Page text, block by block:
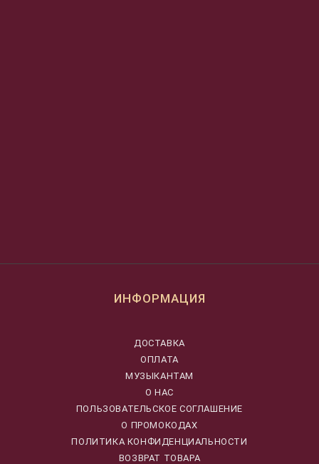
ИНФОРМАЦИЯ
ДОСТАВКА
ОПЛАТА
МУЗЫКАНТАМ
О НАС
ПОЛЬЗОВАТЕЛЬСКОЕ СОГЛАШЕНИЕ
О ПРОМОКОДАХ
ПОЛИТИКА КОНФИДЕНЦИАЛЬНОСТИ
ВОЗВРАТ ТОВАРА